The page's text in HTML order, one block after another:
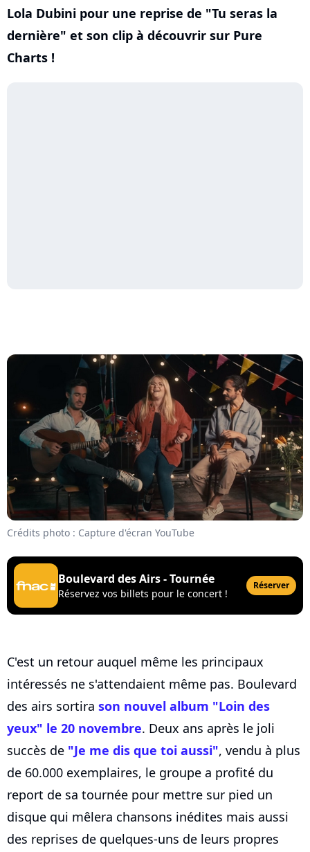
Lola Dubini pour une reprise de "Tu seras la
dernière" et son clip à découvrir sur Pure
Charts !
Crédits photo : Capture d'écran YouTube
Boulevard des Airs - Tournée
Réservez vos billets pour le concert !
Réserver
C'est un retour auquel même les principaux
intéressés ne s'attendaient même pas. Boulevard
des airs sortira son nouvel album "Loin des
yeux" le 20 novembre. Deux ans après le joli
succès de "Je me dis que toi aussi", vendu à plus
de 60.000 exemplaires, le groupe a profité du
report de sa tournée pour mettre sur pied un
disque qui mêlera chansons inédites mais aussi
des reprises de quelques-uns de leurs propres